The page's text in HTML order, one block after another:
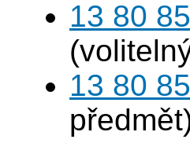
13 80
13 80